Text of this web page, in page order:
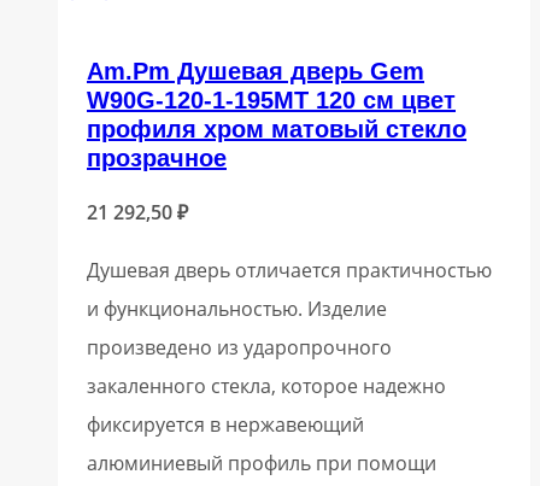
Am.Pm Душевая дверь Gem
W90G-120-1-195MT 120 см цвет
профиля хром матовый стекло
прозрачное
21 292,50₽
Душевая дверь отличается практичностью
и функциональностью. Изделие
произведено из ударопрочного
закаленного стекла, которое надежно
фиксируется в нержавеющий
алюминиевый профиль при помощи